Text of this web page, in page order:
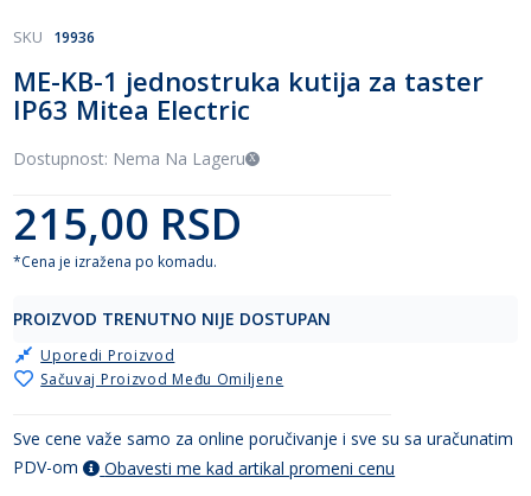
Skip
the
beginning
the
images
ME-KB-1 jednostruka kutija za taster
IP63 Mitea Electric
SKU 19936
Dostupnost: Nema Na Lageru
215,00 RSD
*Cena je izražena po komadu.
PROIZVOD TRENUTNO NIJE DOSTUPAN
Sačuvaj Proizvod Među Omiljene
Uporedi Proizvod
Sve cene važe samo za online poručivanje i sve su sa uračunatim
PDV-om
Obavesti me kad artikal promeni cenu